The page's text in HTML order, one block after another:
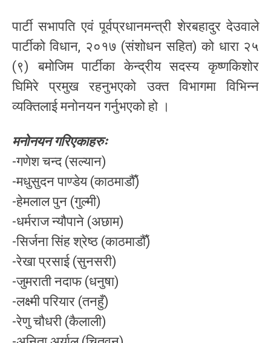
पार्टी सभापति एवं पूर्वप्रधानमन्त्री शेरबहादुर देउवाले
पार्टीको विधान, २०१७ (संशोधन सहित) को धारा २५
(९) बमोजिम पार्टीका केन्द्रीय सदस्य कृष्णकिशोर
घिमिरे प्रमुख रहनुभएको उक्त विभागमा विभिन्न
व्यक्तिलाई मनोनयन गर्नुभएको हो ।
मनोनयन गरिएकाहरुः
-गणेश चन्द (सल्यान)
-मधुसुदन पाण्डेय (काठमाडौँ)
-हेमलाल पुन (गुल्मी)
-धर्मराज न्यौपाने (अछाम)
-सिर्जना सिंह श्रेष्ठ (काठमाडौँ)
-रेखा प्रसाई (सुनसरी)
-जुमराती नदाफ (धनुषा)
-लक्ष्मी परियार (तनहुँ)
-रेणु चौधरी (कैलाली)